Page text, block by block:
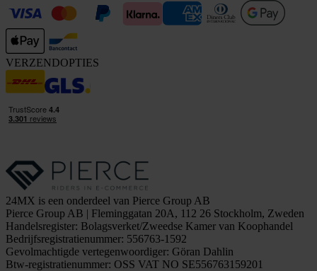
VERZENDOPTIES
24MX is een onderdeel van Pierce Group AB
Pierce Group AB | Fleminggatan 20A, 112 26 Stockholm, Zweden
Handelsregister: Bolagsverket/Zweedse Kamer van Koophandel
Bedrijfsregistratienummer: 556763-1592
Gevolmachtigde vertegenwoordiger: Göran Dahlin
Btw-registratienummer: OSS VAT NO SE556763159201